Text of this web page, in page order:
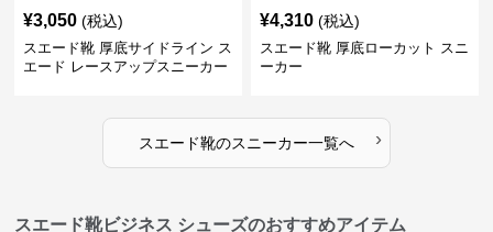
¥3,050 (税込)
スエード靴 厚底サイドライン ス
エード レースアップスニーカー
¥4,310 (税込)
スエード靴 厚底ローカット スニ
ーカー
スエード靴のスニーカー一覧へ ›
スエード靴ビジネス シューズのおすすめアイテム